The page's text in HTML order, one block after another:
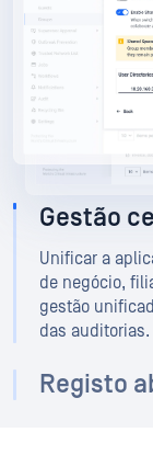
Gestão
Unificar a
de negócio,
gestão
das auditorias.
Registo